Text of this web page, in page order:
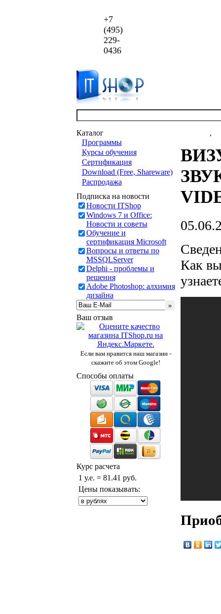
+7
(495)
229-
0436
Каталог
Программы
Курсы обучения
Сертификация
Download (Free, Shareware)
Распродажа
Подписка на новости
Новости ITShop
Windows 7 и Office:
Новости и советы
Обучение и
сертификация Microsoft
Вопросы и ответы по
MSSQLServer
Delphi - проблемы и
решения
Adobe Photoshop: алхимия
дизайна
Ваш отзыв
Если вам нравится наш магазин -
скажите об этом Google!
Способы оплаты
Курс расчета
1 у.е. = 81.41 руб.
Цены показывать:
,
Как